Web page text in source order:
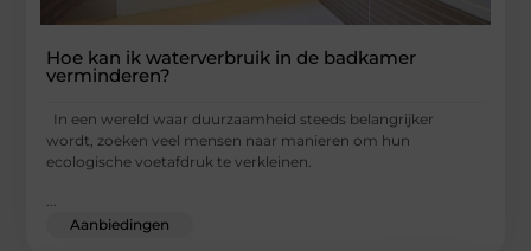
Hoe kan ik waterverbruik in de badkamer
verminderen?
In een wereld waar duurzaamheid steeds belangrijker
wordt, zoeken veel mensen naar manieren om hun
ecologische voetafdruk te verkleinen.
Aanbiedingen